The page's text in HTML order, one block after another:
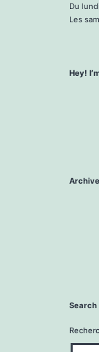
Du
Les
Hey!
Search